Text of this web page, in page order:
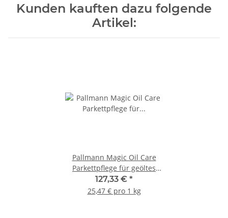
Kunden kauften dazu folgende
Artikel:
Pallmann Magic Oil Care
Parkettpflege für geöltes
Parkett 5 Liter
127,33 € *
25,47 € pro 1 kg